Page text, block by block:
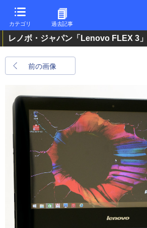
カテゴリ 過去記事
レノボ・ジャパン「Lenovo FLEX 3」
前の画像